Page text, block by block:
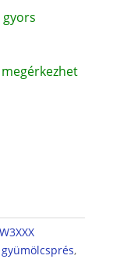
gyümölcsprés,